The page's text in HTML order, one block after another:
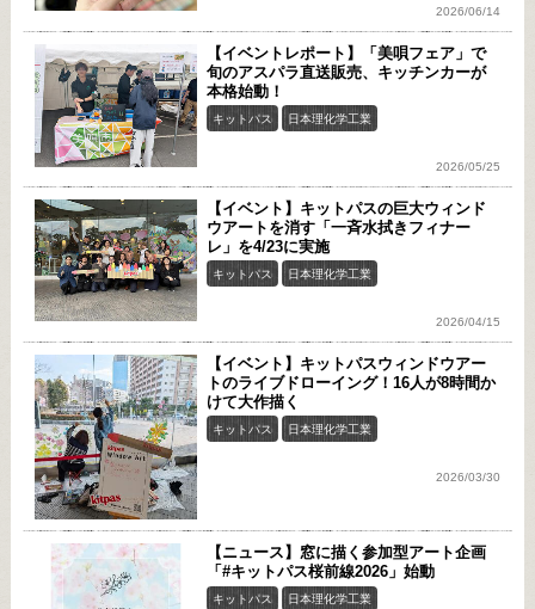
2026/06/14
【イベントレポート】「美唄フェア」で
旬のアスパラ直送販売、キッチンカーが
本格始動！
キットパス 日本理化学工業
2026/05/25
【イベント】キットパスの巨大ウィンド
ウアートを消す「一斉水拭きフィナー
レ」を4/23に実施
キットパス 日本理化学工業
2026/04/15
【イベント】キットパスウィンドウアー
トのライブドローイング！16人が8時間か
けて大作描く
キットパス 日本理化学工業
2026/03/30
【ニュース】窓に描く参加型アート企画
「#キットパス桜前線2026」始動
キットパス 日本理化学工業